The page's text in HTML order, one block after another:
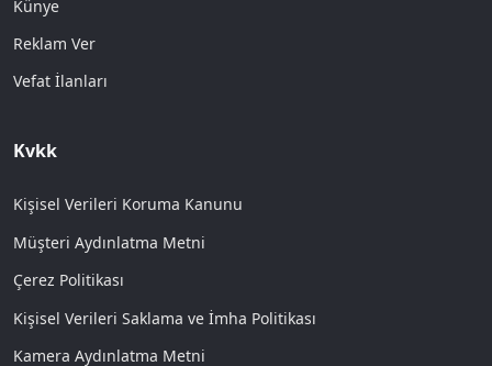
Künye
Reklam Ver
Vefat İlanları
Kvkk
Kişisel Verileri Koruma Kanunu
Müşteri Aydınlatma Metni
Çerez Politikası
Kişisel Verileri Saklama ve İmha Politikası
Kamera Aydınlatma Metni